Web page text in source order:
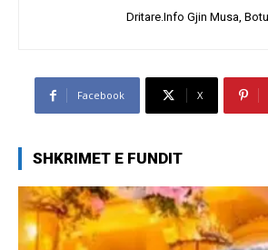
Dritare.Info Gjin Musa,
Facebook X
SHKRIMET E FUNDIT